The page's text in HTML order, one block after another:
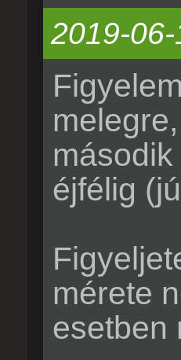
2019-
éjfélig
mérete
esetben